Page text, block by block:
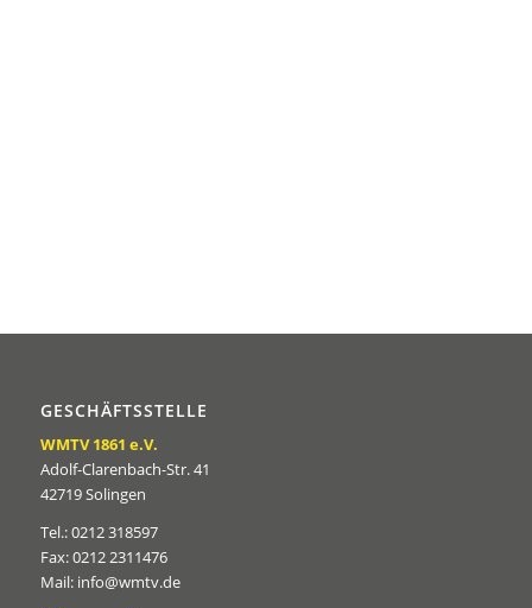
GESCHÄFTSSTELLE
WMTV 1861 e.V.
Adolf-Clarenbach-Str. 41
42719 Solingen
Tel.: 0212 318597
Fax: 0212 2311476
Mail: info@wmtv.de